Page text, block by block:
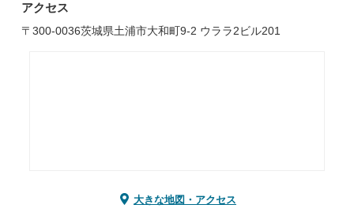
アクセス
〒300-0036茨城県土浦市大和町9-2 ウララ2ビル201
大きな地図・アクセス